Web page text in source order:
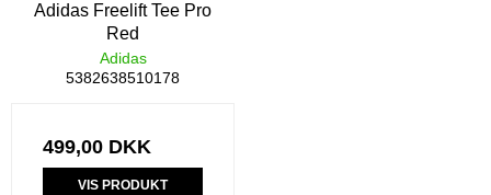
Adidas Freelift Tee Pro
Red
Adidas
5382638510178
499,00 DKK
VIS PRODUKT